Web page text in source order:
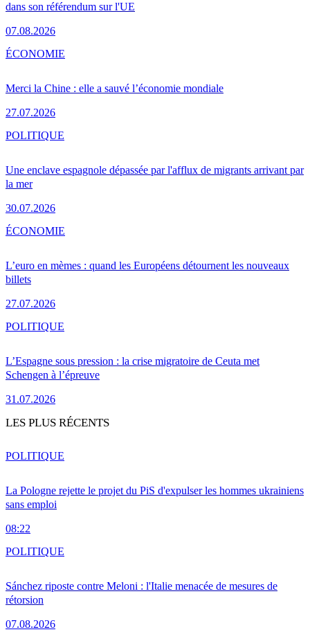
dans son référendum sur l'UE
07.08.2026
Merci la Chine : elle a sauvé l’économie mondiale
27.07.2026
ÉCONOMIE
Une enclave espagnole dépassée par l'afflux de migrants arrivant par
la mer
30.07.2026
POLITIQUE
L’euro en mèmes : quand les Européens détournent les nouveaux
billets
27.07.2026
ÉCONOMIE
L’Espagne sous pression : la crise migratoire de Ceuta met
Schengen à l’épreuve
31.07.2026
POLITIQUE
LES PLUS RÉCENTS
La Pologne rejette le projet du PiS d'expulser les hommes ukrainiens
sans emploi
08:22
POLITIQUE
Sánchez riposte contre Meloni : l'Italie menacée de mesures de
rétorsion
07.08.2026
POLITIQUE